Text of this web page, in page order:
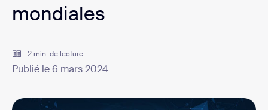
mondiales
2 min. de lecture
Publié le 6 mars 2024